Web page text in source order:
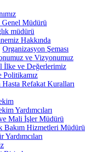
Müdürü
müdürü
Hakkında
Organizasyon Şeması
ve Vizyonumuz
İlke ve Değerlerimiz
Politikamız
Hasta Refakat Kuralları
Yardımcıları
Mali İşler Müdürü
Bakım Hizmetleri Müdürü
Yardımcıları